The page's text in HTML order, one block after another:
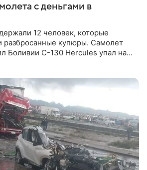
с деньгами в
12 человек, которые
разбросанные купюры. Самолет
Боливии С-130 Hercules упал на
погибли 15 человек, 28 получили